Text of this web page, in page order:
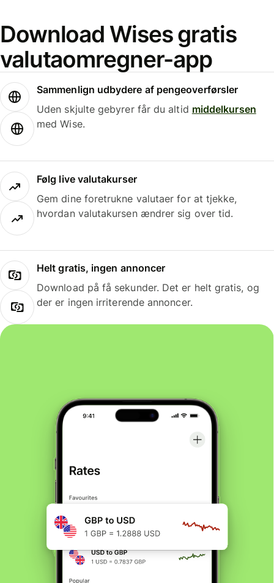
Download Wises gratis
valutaomregner-app
Sammenlign udbydere af pengeoverførsler
Uden skjulte gebyrer får du altid middelkursen
med Wise.
Følg live valutakurser
Gem dine foretrukne valutaer for at tjekke,
hvordan valutakursen ændrer sig over tid.
Helt gratis, ingen annoncer
Download på få sekunder. Det er helt gratis, og
der er ingen irriterende annoncer.